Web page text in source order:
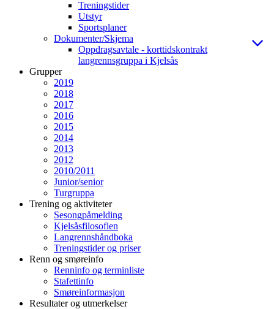
Treningstider
Utstyr
Sportsplaner
Dokumenter/Skjema
Oppdragsavtale - korttidskontrakt
langrennsgruppa i Kjelsås
Grupper
2019
2018
2017
2016
2015
2014
2013
2012
2010/2011
Junior/senior
Turgruppa
Trening og aktiviteter
Sesongpåmelding
Kjelsåsfilosofien
Langrennshåndboka
Treningstider og priser
Renn og smøreinfo
Renninfo og terminliste
Stafettinfo
Smøreinformasjon
Resultater og utmerkelser